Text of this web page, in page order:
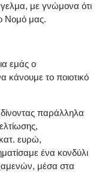
με γνώμονα ότι
Νομό μας.
εμάς ο
κάνουμε το ποιοτικό
παράλληλα
ευρώ,
ένα κονδύλι
μέσα στα